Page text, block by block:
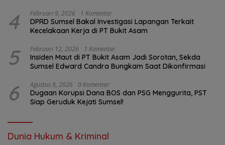
4 Februari 9, 2026 1 Komentar
DPRD Sumsel Bakal Investigasi Lapangan Terkait
Kecelakaan Kerja di PT Bukit Asam
5 Februari 12, 2026 1 Komentar
Insiden Maut di PT Bukit Asam Jadi Sorotan, Sekda
Sumsel Edward Candra Bungkam Saat Dikonfirmasi
6 Agustus 8, 2026 0 Komentar
Dugaan Korupsi Dana BOS dan PSG Menggurita, PST
Siap Geruduk Kejati Sumsel!
Dunia Hukum & Kriminal